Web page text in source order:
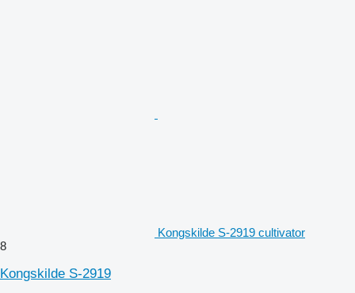
Kongskilde S-2919 cultivator
8
Kongskilde S-2919